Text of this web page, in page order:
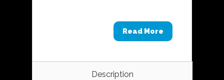
Read More
Description